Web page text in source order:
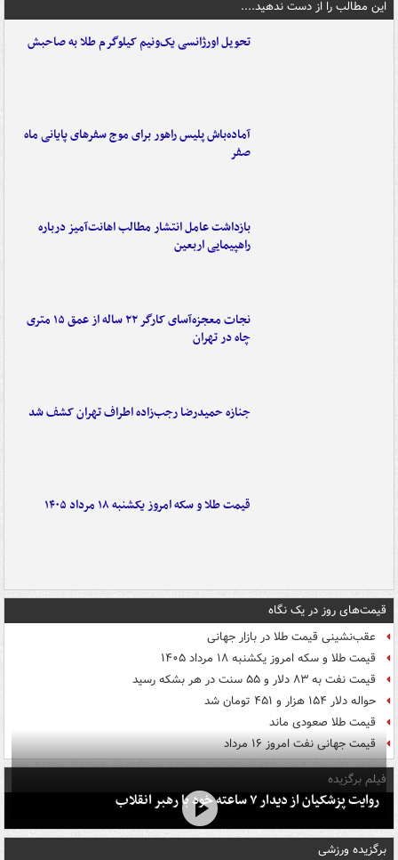
این مطالب را از دست ندهید....
تحویل اورژانسی یک‌ونیم کیلوگرم طلا به صاحبش
آماده‌باش پلیس راهور برای موج سفرهای پایانی ماه
صفر
بازداشت عامل انتشار مطالب اهانت‌آمیز درباره
راهپیمایی اربعین
نجات معجزه‌آسای کارگر ۲۲ ساله از عمق ۱۵ متری
چاه در تهران
جنازه حمیدرضا رجب‌زاده اطراف تهران کشف شد
قیمت طلا و سکه امروز یکشنبه ۱۸ مرداد ۱۴۰۵
قیمت‌های روز در یک نگاه
عقب‌نشینی قیمت طلا در بازار جهانی
قیمت طلا و سکه امروز یکشنبه ۱۸ مرداد ۱۴۰۵
قیمت نفت به ۸۳ دلار و ۵۵ سنت در هر بشکه رسید
حواله دلار ۱۵۴ هزار و ۴۵۱ تومان شد
قیمت طلا صعودی ماند
قیمت جهانی نفت امروز ۱۶ مرداد
فیلم برگزیده
روایت پزشکیان از دیدار ۷ ساعته خود با رهبر انقلاب
برگزیده ورزشی